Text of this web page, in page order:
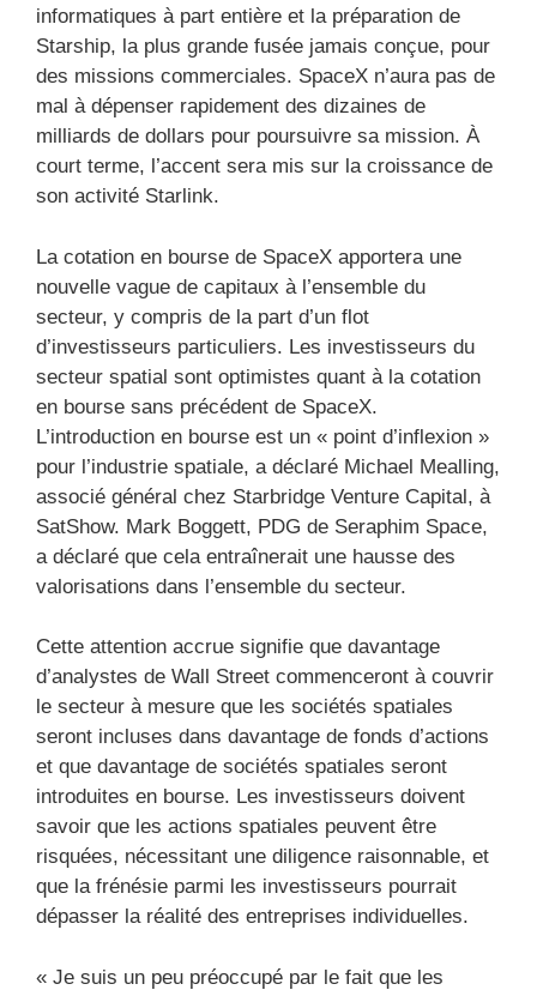
informatiques à part entière et la préparation de
Starship, la plus grande fusée jamais conçue, pour
des missions commerciales. SpaceX n’aura pas de
mal à dépenser rapidement des dizaines de
milliards de dollars pour poursuivre sa mission. À
court terme, l’accent sera mis sur la croissance de
son activité Starlink.
La cotation en bourse de SpaceX apportera une
nouvelle vague de capitaux à l’ensemble du
secteur, y compris de la part d’un flot
d’investisseurs particuliers. Les investisseurs du
secteur spatial sont optimistes quant à la cotation
en bourse sans précédent de SpaceX.
L’introduction en bourse est un « point d’inflexion »
pour l’industrie spatiale, a déclaré Michael Mealling,
associé général chez Starbridge Venture Capital, à
SatShow. Mark Boggett, PDG de Seraphim Space,
a déclaré que cela entraînerait une hausse des
valorisations dans l’ensemble du secteur.
Cette attention accrue signifie que davantage
d’analystes de Wall Street commenceront à couvrir
le secteur à mesure que les sociétés spatiales
seront incluses dans davantage de fonds d’actions
et que davantage de sociétés spatiales seront
introduites en bourse. Les investisseurs doivent
savoir que les actions spatiales peuvent être
risquées, nécessitant une diligence raisonnable, et
que la frénésie parmi les investisseurs pourrait
dépasser la réalité des entreprises individuelles.
« Je suis un peu préoccupé par le fait que les